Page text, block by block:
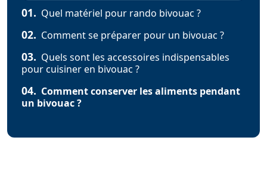
01. Quel matériel pour rando bivouac ?
02. Comment se préparer pour un bivouac ?
03. Quels sont les accessoires indispensables
pour cuisiner en bivouac ?
04. Comment conserver les aliments pendant
un bivouac ?